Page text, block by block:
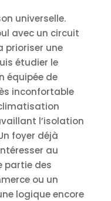
universelle.
avec un circuit
prioriser une
étudier le
équipée de
inconfortable
l’isolation
foyer déjà
au
partie des
ou un
logique encore